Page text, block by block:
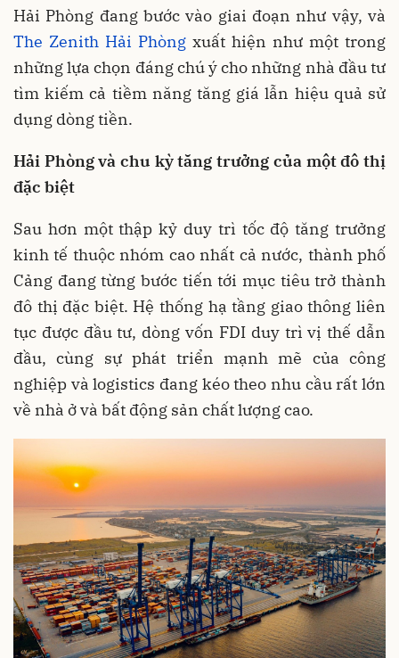
Hải Phòng đang bước vào giai đoạn như vậy, và
The Zenith Hải Phòng xuất hiện như một trong
những lựa chọn đáng chú ý cho những nhà đầu tư
tìm kiếm cả tiềm năng tăng giá lẫn hiệu quả sử
dụng dòng tiền.
Hải Phòng và chu kỳ tăng trưởng của một đô thị
đặc biệt
Sau hơn một thập kỷ duy trì tốc độ tăng trưởng
kinh tế thuộc nhóm cao nhất cả nước, thành phố
Cảng đang từng bước tiến tới mục tiêu trở thành
đô thị đặc biệt. Hệ thống hạ tầng giao thông liên
tục được đầu tư, dòng vốn FDI duy trì vị thế dẫn
đầu, cùng sự phát triển mạnh mẽ của công
nghiệp và logistics đang kéo theo nhu cầu rất lớn
về nhà ở và bất động sản chất lượng cao.